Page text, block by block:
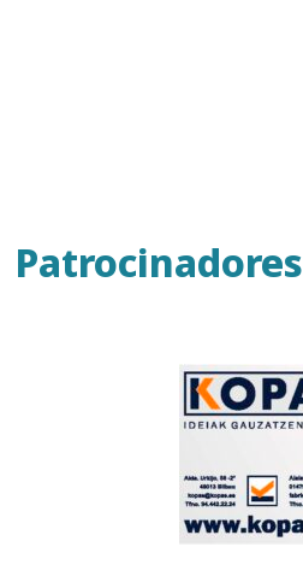
Patrocinadores